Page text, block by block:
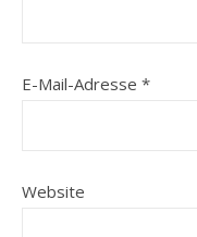
E-Mail-Adresse *
Website